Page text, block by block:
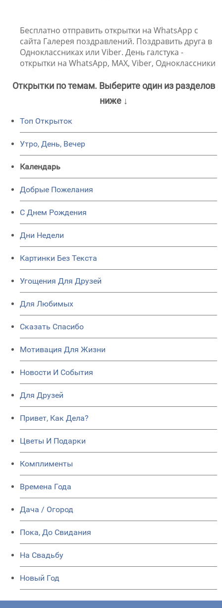
Бесплатно отправить открытки на WhatsApp с
сайта Галерея поздравлений. Поздравить друга в
Одноклассниках или Viber. День галстука -
открытки на WhatsApp, MAX, Viber, Одноклассники
Открытки по темам. Выберите один из разделов
ниже ↓
Топ Открыток
Утро, День, Вечер
Календарь
Добрые Пожелания
C Днем Рождения
Дни Недели
Картинки Без Текста
Угощения Для Друзей
Для Любимых
Сказать Спасибо
Мотивация Для Жизни
Новости И События
Для Друзей
Привет, Как Дела?
Цветы И Подарки
Комплименты
Времена Года
Дача / Огород
Пока, До Свидания
На Свадьбу
Новый Год